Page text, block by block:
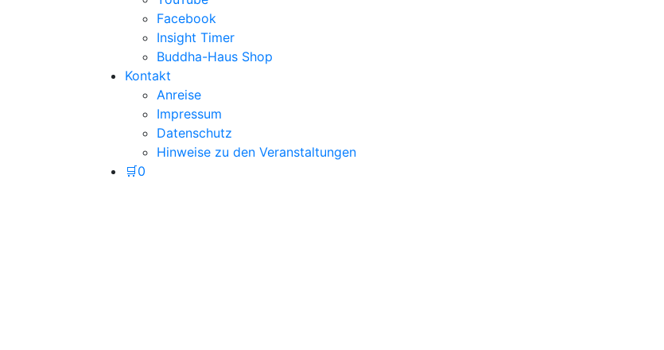
Facebook
Insight Timer
Buddha-Haus Shop
Kontakt
Anreise
Impressum
Datenschutz
Hinweise zu den Veranstaltungen
🛒0